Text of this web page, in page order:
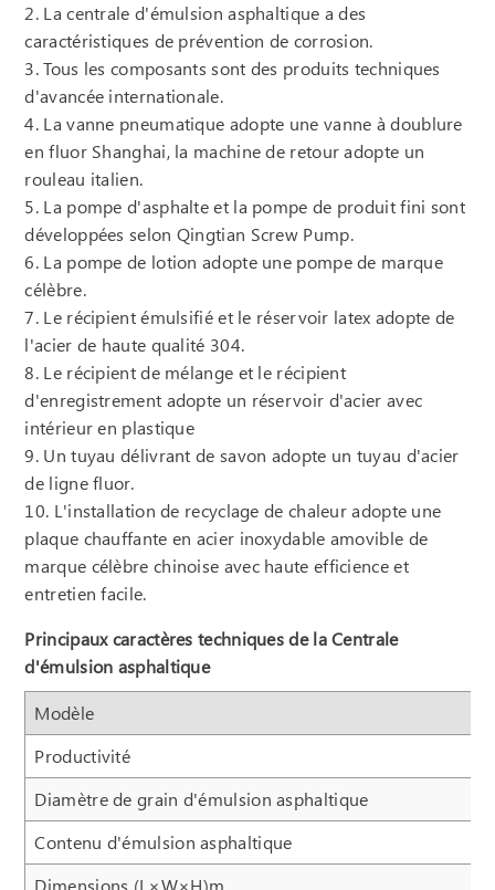
2. La centrale d'émulsion asphaltique a des
caractéristiques de prévention de corrosion.
3. Tous les composants sont des produits techniques
d'avancée internationale.
4. La vanne pneumatique adopte une vanne à doublure
en fluor Shanghai, la machine de retour adopte un
rouleau italien.
5. La pompe d'asphalte et la pompe de produit fini sont
développées selon Qingtian Screw Pump.
6. La pompe de lotion adopte une pompe de marque
célèbre.
7. Le récipient émulsifié et le réservoir latex adopte de
l'acier de haute qualité 304.
8. Le récipient de mélange et le récipient
d'enregistrement adopte un réservoir d'acier avec
intérieur en plastique
9. Un tuyau délivrant de savon adopte un tuyau d'acier
de ligne fluor.
10. L'installation de recyclage de chaleur adopte une
plaque chauffante en acier inoxydable amovible de
marque célèbre chinoise avec haute efficience et
entretien facile.
Principaux caractères techniques de la Centrale
d'émulsion asphaltique
Modèle
Productivité
Diamètre de grain d'émulsion asphaltique
Contenu d'émulsion asphaltique
Dimensions (L×W×H)m